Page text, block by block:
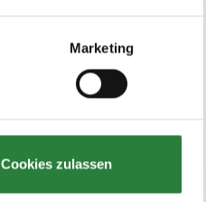
Marketing
Cookies zulassen